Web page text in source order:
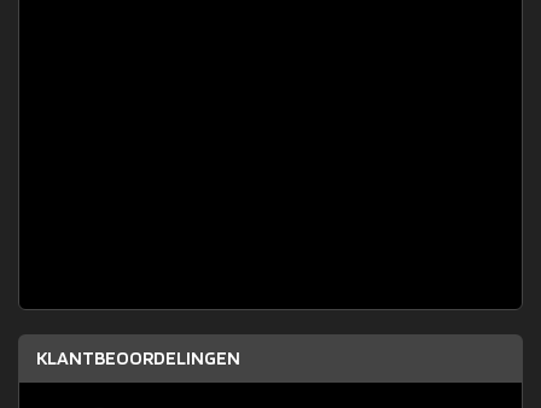
KLANTBEOORDELINGEN